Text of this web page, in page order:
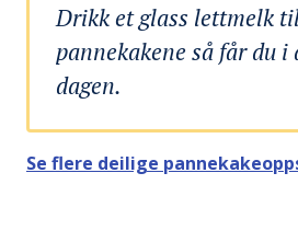
Drikk et glass lettmelk
pannekakene så får du i
dagen.
Se flere deilige